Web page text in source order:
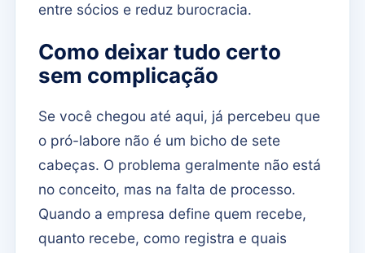
entre sócios e reduz burocracia.
Como deixar tudo certo
sem complicação
Se você chegou até aqui, já percebeu que
o pró-labore não é um bicho de sete
cabeças. O problema geralmente não está
no conceito, mas na falta de processo.
Quando a empresa define quem recebe,
quanto recebe, como registra e quais